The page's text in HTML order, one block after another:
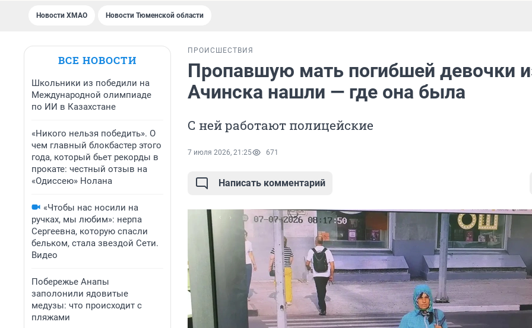
Новости ХМАО Новости Тюменской области
ВСЕ НОВОСТИ
Школьники из победили на
Международной олимпиаде
по ИИ в Казахстане
«Никого нельзя победить». О
чем главный блокбастер этого
года, который бьет рекорды в
прокате: честный отзыв на
«Одиссею» Нолана
«Чтобы нас носили на
ручках, мы любим»: нерпа
Сергеевна, которую спасли
бельком, стала звездой Сети.
Видео
Побережье Анапы
заполонили ядовитые
медузы: что происходит с
пляжами
ПРОИСШЕСТВИЯ
Пропавшую мать погибшей девочки
Ачинска нашли — где она была
С ней работают полицейские
7 июля 2026, 21:25 671
Написать комментарий